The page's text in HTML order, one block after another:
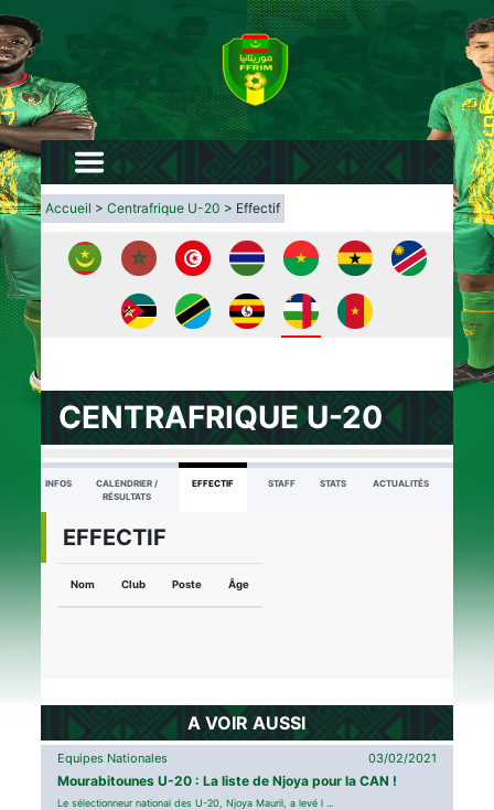
Accueil >Centrafrique U-20 > Effectif
CENTRAFRIQUE U-20
INFOS
CALENDRIER /
RÉSULTATS
EFFECTIF STAFF STATS ACTUALITÉS
EFFECTIF
Nom Club Poste Âge
A VOIR AUSSI
Equipes Nationales 03/02/2021
Mourabitounes U-20 : La liste de Njoya pour la CAN !
Le sélectionneur national des U-20, Njoya Mauril, a levé l ...